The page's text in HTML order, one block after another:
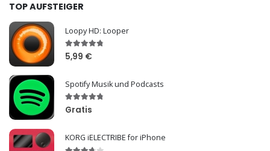
TOP AUFSTEIGER
Loopy HD: Looper
5,99 €
Spotify Musik und Podcasts
Gratis
KORG iELECTRIBE for iPhone